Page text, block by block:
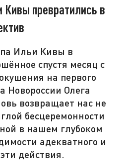
превратились в
Ильи Кивы в
спустя месяц с
на первого
Новороссии Олега
возвращает нас не
бесцеремонности
в нашем глубоком
адекватного и
действия.